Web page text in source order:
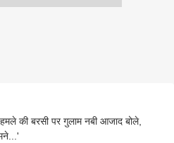
की बरसी पर गुलाम नबी आजाद बोले,